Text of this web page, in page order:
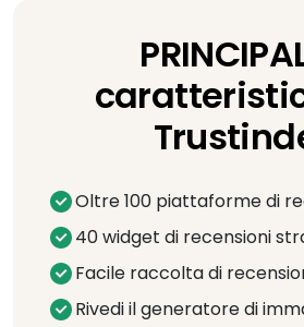
Oltre 100 piattaforme di
40 widget di recensioni
Facile raccolta di
Rivedi il generatore di